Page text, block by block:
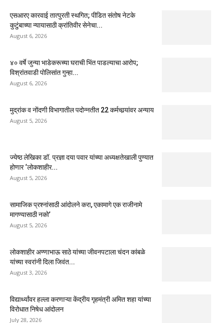
एसआरए कारवाई तात्पुरती स्थगित; पीडित संतोष नेटके
कुटुंबाच्या न्यायासाठी क्रांतिवीर सेनेचा...
August 6, 2026
४० वर्षे जुन्या भाडेकरूच्या घराची भिंत पाडल्याचा आरोप;
विश्रांतवाडी पोलिसांत गुन्हा...
August 6, 2026
मुद्रांक व नोंदणी विभागातील पदोन्नतीत 22 कर्मचार्‍यांवर अन्याय
August 5, 2026
ज्येष्ठ लेखिका डॉ. प्रज्ञा दया पवार यांच्या अध्यक्षतेखाली पुण्यात
होणार ‘लोकशाहीर...
August 5, 2026
सामाजिक प्रश्नांसाठी आंदोलने करा, एकामागे एक राजीनामे
मागण्यासाठी नको’
August 5, 2026
लोकशाहीर अण्णाभाऊ साठे यांच्या जीवनपटाला चंदन कांबळे
यांच्या स्वरांनी दिला जिवंत...
August 3, 2026
विद्यार्थ्यांवर हल्ला करणाऱ्या केंद्रीय गृहमंत्री अमित शहा यांच्या
विरोधात निषेध आंदोलन
July 28, 2026